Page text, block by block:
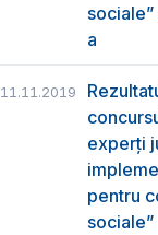
a
11.11.2019
experți
pentru
sociale”